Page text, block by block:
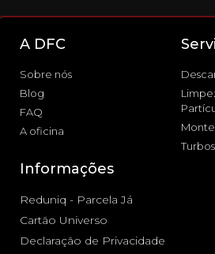
A DFC
Sobre nós
Blog
FAQ
A oficina
Turbos
Informações
Reduniq - Parcela Já
Cartão Universo
Declaração de Privacidade